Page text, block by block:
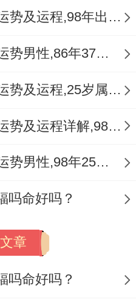
1998年属虎人2023年运势及运程,98年出生的25岁生肖虎2023年每月运势详解
1986年属虎人2023年运势男性,86年37岁属虎男2023年每月运程怎么样
1998年属虎女2023年运势及运程,25岁属虎人2023全年每月运势女性如何
1998年属虎人2024年运势及运程详解,98年出生26岁肖虎人在2024全年每月运势完整版
1998年属虎人2023年运势男性,98年25岁属虎男2023年每月运程怎么样
吗命好吗？
章
吗命好吗？